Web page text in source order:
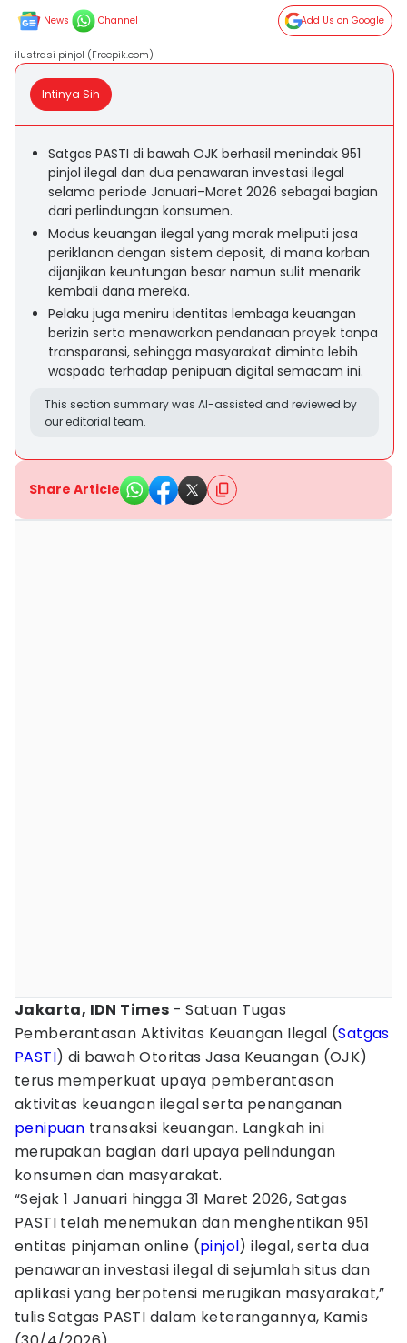
News Channel Add Us on Google
ilustrasi pinjol (Freepik.com)
Intinya Sih
Satgas PASTI di bawah OJK berhasil menindak 951
pinjol ilegal dan dua penawaran investasi ilegal
selama periode Januari–Maret 2026 sebagai bagian
dari perlindungan konsumen.
Modus keuangan ilegal yang marak meliputi jasa
periklanan dengan sistem deposit, di mana korban
dijanjikan keuntungan besar namun sulit menarik
kembali dana mereka.
Pelaku juga meniru identitas lembaga keuangan
berizin serta menawarkan pendanaan proyek tanpa
transparansi, sehingga masyarakat diminta lebih
waspada terhadap penipuan digital semacam ini.
This section summary was AI-assisted and reviewed by
our editorial team.
Share Article
Jakarta, IDN Times - Satuan Tugas
Pemberantasan Aktivitas Keuangan Ilegal (Satgas
PASTI) di bawah Otoritas Jasa Keuangan (OJK)
terus memperkuat upaya pemberantasan
aktivitas keuangan ilegal serta penanganan
penipuan transaksi keuangan. Langkah ini
merupakan bagian dari upaya pelindungan
konsumen dan masyarakat.
“Sejak 1 Januari hingga 31 Maret 2026, Satgas
PASTI telah menemukan dan menghentikan 951
entitas pinjaman online (pinjol) ilegal, serta dua
penawaran investasi ilegal di sejumlah situs dan
aplikasi yang berpotensi merugikan masyarakat,”
tulis Satgas PASTI dalam keterangannya, Kamis